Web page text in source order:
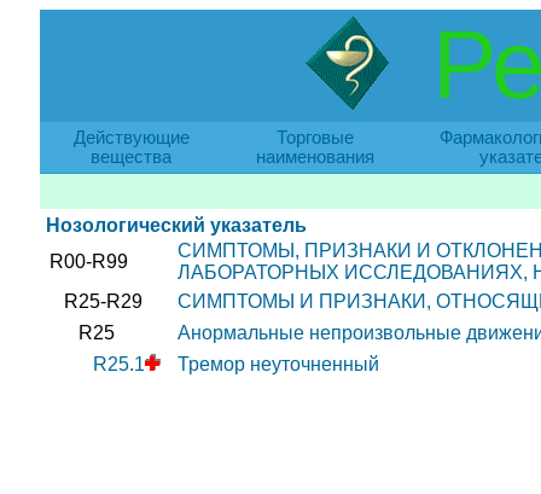
Действующие
вещества
Торговые
наименования
Нозологический указатель
R00-R99
СИМПТОМЫ, ПРИЗНАКИ И
ЛАБОРАТОРНЫХ ИССЛЕДОВАНИЯХ,
R25-R29
СИМПТОМЫ И ПРИЗНАКИ,
R25
Анормальные непроизвольные
R25.1
Тремор неуточненный